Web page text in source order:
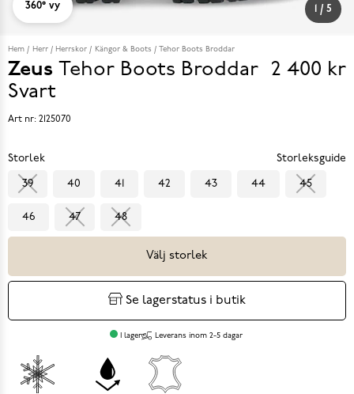
/ 5
360° vy
Hem Herr Herrskor Kängor & Boots Tehor Boots Broddar
Zeus Tehor Boots Broddar
Svart
Pris
2 400 kr
Art nr: 2125070
Storlek Storleksguide
39 40 41 42 43 44 45
46 47 48
Välj storlek
Se lagerstatus i butik
I lager Leverans inom 2-5 dagar